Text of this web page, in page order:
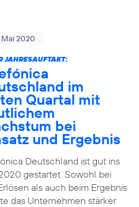
2020
JAHRESAUFTAKT:
im
Quartal mit
bei
und Ergebnis
Deutschland ist gut ins
gestartet. Sowohl bei
als auch beim Ergebnis
das Unternehmen stärker